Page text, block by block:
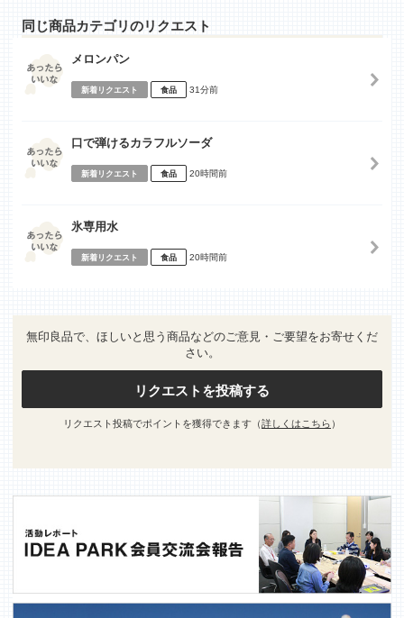
同じ商品カテゴリのリクエスト
メロンパン
新着リクエスト 食品 31分前
口で弾けるカラフルソーダ
新着リクエスト 食品 20時間前
氷専用水
新着リクエスト 食品 20時間前
無印良品で、ほしいと思う商品などのご意見・ご要望をお寄せくだ
さい。
リクエストを投稿する
リクエスト投稿でポイントを獲得できます（詳しくはこちら ）